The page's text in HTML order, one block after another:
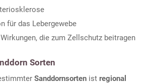
für das Lebergewebe
die zum Zellschutz beitragen
Sorten
Sanddornsorten ist regional